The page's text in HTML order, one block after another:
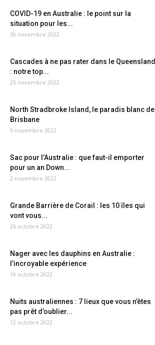
COVID-19 en Australie : le point sur la
situation pour les...
30 novembre 2022
Cascades à ne pas rater dans le Queensland
: notre top...
23 novembre 2022
North Stradbroke Island, le paradis blanc de
Brisbane
9 novembre 2022
Sac pour l’Australie : que faut-il emporter
pour un an Down...
2 novembre 2022
Grande Barrière de Corail : les 10 îles qui
vont vous...
26 octobre 2022
Nager avec les dauphins en Australie :
l’incroyable expérience
19 octobre 2022
Nuits australiennes : 7 lieux que vous n’êtes
pas prêt d’oublier...
12 octobre 2022